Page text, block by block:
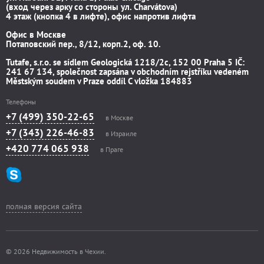
(вход через арку со стороны ул. Charvátova)
4 этаж (кнопка 4 в лифте), офис напротив лифта
Офис в Москве
Потаповский пер., 8/12, корп.2, оф. 10.
Tutafe, s.r.o. se sídlem Geologická 1218/2c, 152 00 Praha 5 IČ:
241 67 134, společnost zapsána v obchodním rejstříku vedeném
Městským soudem v Praze oddíl C vložka 184883
Телефоны
+7 (499) 350-22-65 в Москве
+7 (343) 226-46-83 в Израиле
+420 774 065 938 в Праге
полная версия сайта
© 2026 Недвижимость в Чехии.